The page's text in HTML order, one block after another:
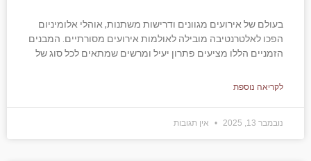
בעולם של אירועים מגוונים ודרישות משתנות, אוהלי אלומיניום
הפכו לאלטרנטיבה מובילה לאולמות אירועים מסורתיים. המבנים
הזמניים הללו מציעים פתרון יעיל ומרשים שמתאים לכל סוג של
לקריאה נוספת
נובמבר 13, 2025 אין תגובות